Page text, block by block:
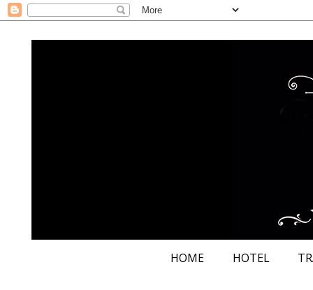
HOME HOTEL